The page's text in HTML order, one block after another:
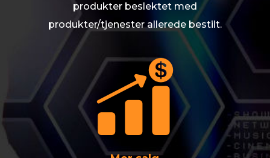
produkter beslektet med
produkter/tjenester allerede bestilt.